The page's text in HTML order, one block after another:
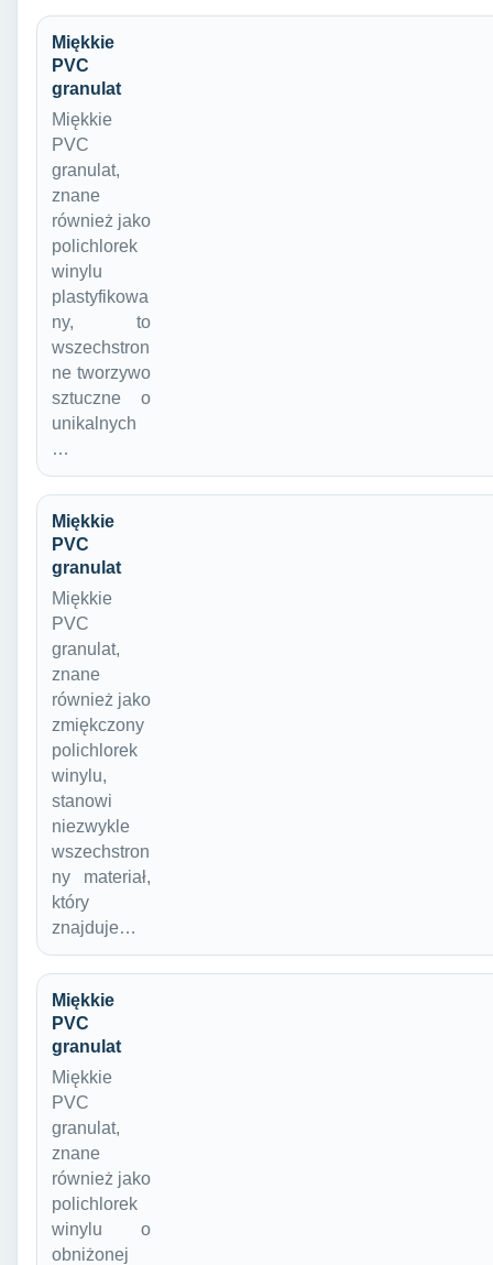
Miękkie
PVC
granulat
Miękkie
PVC
granulat,
znane
również jako
polichlorek
winylu
plastyfikowa
ny, to
wszechstron
ne tworzywo
sztuczne o
unikalnych
…
Miękkie
PVC
granulat
Miękkie
PVC
granulat,
znane
również jako
zmiękczony
polichlorek
winylu,
stanowi
niezwykle
wszechstron
ny materiał,
który
znajduje…
Miękkie
PVC
granulat
Miękkie
PVC
granulat,
znane
również jako
polichlorek
winylu o
obniżonej